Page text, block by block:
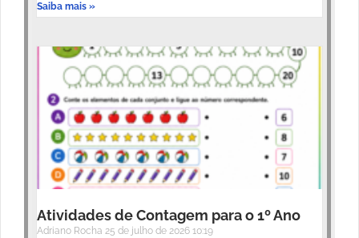
Saiba mais »
Atividades de Contagem para o 1º Ano
Adriano Rocha 25 de julho de 2026 10:19